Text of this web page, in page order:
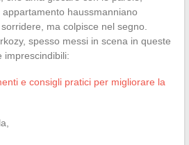
haussmanniano
ma colpisce nel segno.
spesso messi in scena in queste
imprescindibili:
e consigli pratici per migliorare la